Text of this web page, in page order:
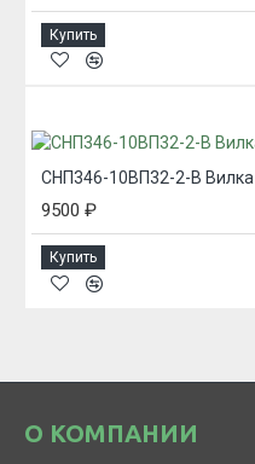
Купить
СНП346-10ВП32-2-В Вилка
9500 ₽
Купить
О КОМПАНИИ